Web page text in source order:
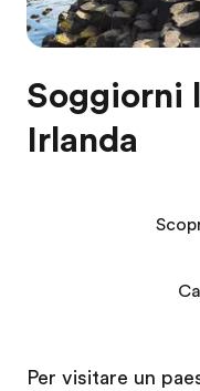
Soggiorni
Irlanda
Per visitare un